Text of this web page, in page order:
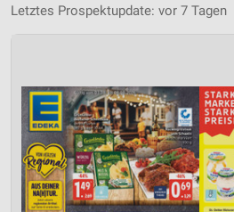
Letztes Prospektupdate: vor 7 Tagen